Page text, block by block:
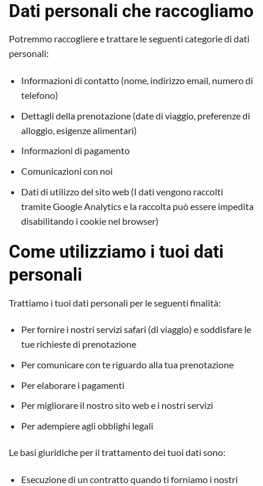
Dati personali che raccogliamo
Potremmo raccogliere e trattare le seguenti categorie di dati
personali:
Informazioni di contatto (nome, indirizzo email, numero di
telefono)
Dettagli della prenotazione (date di viaggio, preferenze di
alloggio, esigenze alimentari)
Informazioni di pagamento
Comunicazioni con noi
Dati di utilizzo del sito web (I dati vengono raccolti
tramite Google Analytics e la raccolta può essere impedita
disabilitando i cookie nel browser)
Come utilizziamo i tuoi dati
personali
Trattiamo i tuoi dati personali per le seguenti finalità:
Per fornire i nostri servizi safari (di viaggio) e soddisfare le
tue richieste di prenotazione
Per comunicare con te riguardo alla tua prenotazione
Per elaborare i pagamenti
Per migliorare il nostro sito web e i nostri servizi
Per adempiere agli obblighi legali
Le basi giuridiche per il trattamento dei tuoi dati sono:
Esecuzione di un contratto quando ti forniamo i nostri